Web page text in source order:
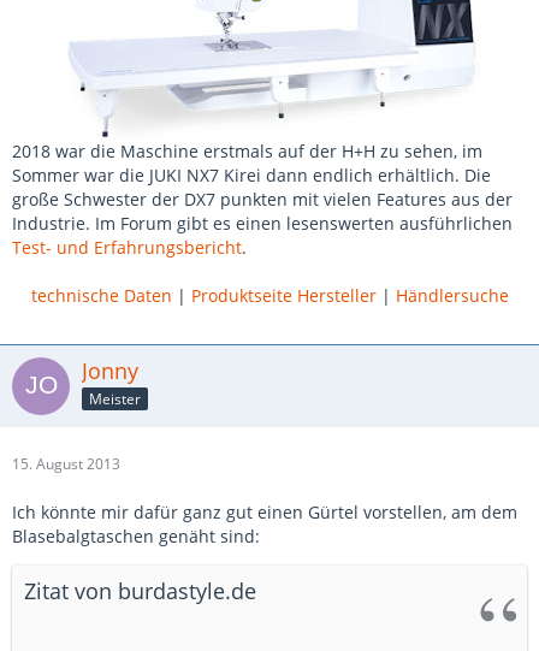
2018 war die Maschine erstmals auf der H+H zu sehen, im
Sommer war die JUKI NX7 Kirei dann endlich erhältlich. Die
große Schwester der DX7 punkten mit vielen Features aus der
Industrie. Im Forum gibt es einen lesenswerten ausführlichen
Test- und Erfahrungsbericht.
technische Daten | Produktseite Hersteller| Händlersuche
Jonny
Meister
15. August 2013
Ich könnte mir dafür ganz gut einen Gürtel vorstellen, am dem
Blasebalgtaschen genäht sind:
Zitat von burdastyle.de